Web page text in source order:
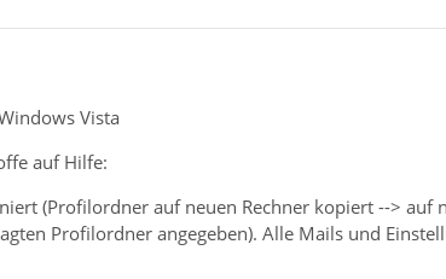
Vista
auf Hilfe:
(Profilordner auf neuen Rechner kopiert --> auf
Profilordner angegeben). Alle Mails und